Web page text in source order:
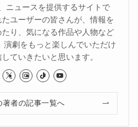
ニュースを提供するサイトで
ユーザーの皆さんが、情報を
り、気になる作品や人物など
演劇をもっと楽しんでいただけ
ていきたいと思います。
著者の記事一覧へ